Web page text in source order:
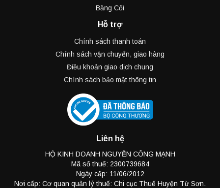
Băng Cối
Hỗ trợ
Chính sách thanh toán
Chính sách vận chuyển, giao hàng
Điều khoản giao dịch chung
Chính sách bảo mật thông tin
Liên hệ
HỘ KINH DOANH NGUYỄN CÔNG MẠNH
Mã số thuế: 2300739684
Ngày cấp: 11/06/2012
Nơi cấp: Cơ quan quản lý thuế: Chi cục Thuế Huyện Từ Sơn.